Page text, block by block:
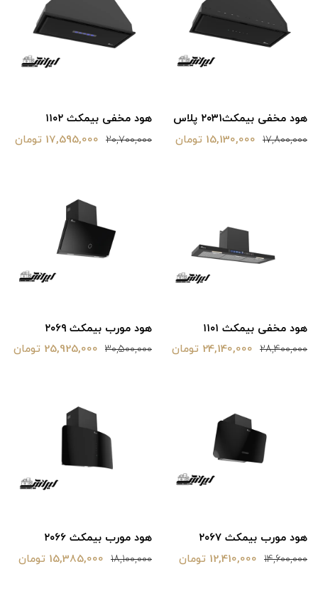
هود مخفی بیمکث‌۲۰۳۱ پلاس
17,800,000 15,130,000 تومان
هود مخفی بیمکث ۱۱۰۲
20,700,000 17,595,000 تومان
هود مخفی بیمکث ۱۱۰۱
28,400,000 24,140,000 تومان
هود مورب بیمکث ۲۰۶۹
30,500,000 25,925,000 تومان
هود مورب بیمکث ۲۰۶۷
14,600,000 12,410,000 تومان
هود مورب بیمکث ۲۰۶۶
18,100,000 15,385,000 تومان